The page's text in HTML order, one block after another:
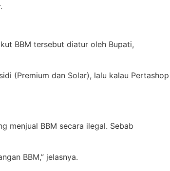
BBM tersebut diatur oleh Bupati,
(Premium dan Solar), lalu kalau Pertashop
menjual BBM secara ilegal. Sebab
BBM,” jelasnya.